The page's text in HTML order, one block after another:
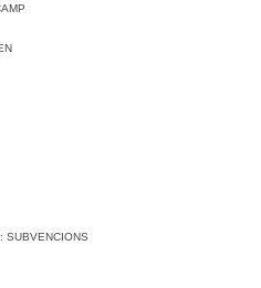
SUBVENCIONS